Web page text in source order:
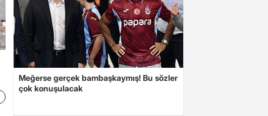
Meğerse gerçek bambaşkaymış! Bu sözler
çok konuşulacak